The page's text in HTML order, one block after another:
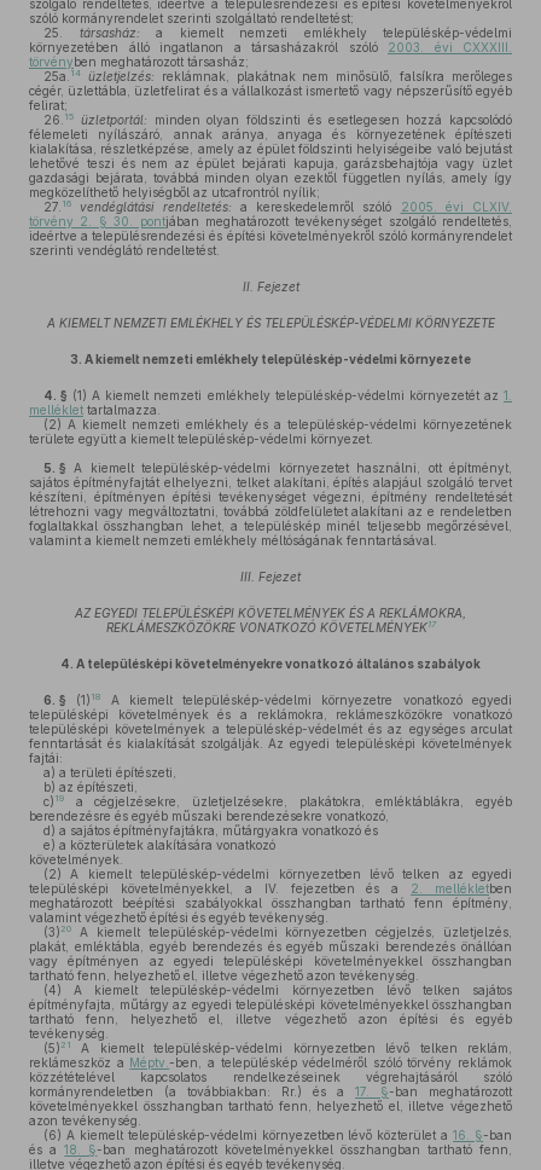
szolgáló rendeltetés, ideértve a településrendezési és építési követelményekről
szóló kormányrendelet szerinti szolgáltató rendeltetést;
25.
társasház: a kiemelt nemzeti emlékhely településkép-védelmi
környezetében álló ingatlanon a társasházakról szóló 2003. évi CXXXIII.
törvényben meghatározott társasház;
25a. 14 üzletjelzés: reklámnak, plakátnak nem minősülő, falsíkra merőleges
cégér, üzlettábla, üzletfelirat és a vállalkozást ismertető vagy népszerűsítő egyéb
felirat;
26. 15 üzletportál: minden olyan földszinti és esetlegesen hozzá kapcsolódó
félemeleti nyílászáró, annak aránya, anyaga és környezetének építészeti
kialakítása, részletképzése, amely az épület földszinti helyiségeibe való bejutást
lehetővé teszi és nem az épület bejárati kapuja, garázsbehajtója vagy üzlet
gazdasági bejárata, továbbá minden olyan ezektől független nyílás, amely így
megközelíthető helyiségből az utcafrontról nyílik;
27. 16 vendéglátási rendeltetés: a kereskedelemről szóló
2005. évi CLXIV.
törvény 2. § 30. pontjában meghatározott tevékenységet szolgáló rendeltetés,
ideértve a településrendezési és építési követelményekről szóló kormányrendelet
szerinti vendéglátó rendeltetést.
II. Fejezet
A KIEMELT NEMZETI EMLÉKHELY ÉS TELEPÜLÉSKÉP-VÉDELMI KÖRNYEZETE
3. A kiemelt nemzeti emlékhely településkép-védelmi környezete
4. § (1) A kiemelt nemzeti emlékhely településkép-védelmi környezetét az1.
melléklet tartalmazza.
(2) A kiemelt nemzeti emlékhely és a településkép-védelmi környezetének
területe együtt a kiemelt településkép-védelmi környezet.
5. § A kiemelt településkép-védelmi környezetet használni, ott építményt,
sajátos építményfajtát elhelyezni, telket alakítani, építés alapjául szolgáló tervet
készíteni, építményen építési tevékenységet végezni, építmény rendeltetését
létrehozni vagy megváltoztatni, továbbá zöldfelületet alakítani az e rendeletben
foglaltakkal összhangban lehet, a településkép minél teljesebb megőrzésével,
valamint a kiemelt nemzeti emlékhely méltóságának fenntartásával.
III. Fejezet
AZ EGYEDI TELEPÜLÉSKÉPI KÖVETELMÉNYEK ÉS A REKLÁMOKRA,
REKLÁMESZKÖZÖKRE VONATKOZÓ KÖVETELMÉNYEK17
4. A településképi követelményekre vonatkozó általános szabályok
6. § (1) 18
A kiemelt településkép-védelmi környezetre vonatkozó egyedi
településképi követelmények és a reklámokra, reklámeszközökre vonatkozó
településképi követelmények a településkép-védelmét és az egységes arculat
fenntartását és kialakítását szolgálják. Az egyedi településképi követelmények
fajtái:
a) a területi építészeti,
b) az építészeti,
c) 19
a cégjelzésekre, üzletjelzésekre, plakátokra, emléktáblákra, egyéb
berendezésre és egyéb műszaki berendezésekre vonatkozó,
d) a sajátos építményfajtákra, műtárgyakra vonatkozó és
e) a közterületek alakítására vonatkozó
követelmények.
(2) A kiemelt településkép-védelmi környezetben lévő telken az egyedi
településképi követelményekkel, a IV. fejezetben és a 2. mellékletben
meghatározott beépítési szabályokkal összhangban tartható fenn építmény,
valamint végezhető építési és egyéb tevékenység.
(3) 20
A kiemelt településkép-védelmi környezetben cégjelzés, üzletjelzés,
plakát, emléktábla, egyéb berendezés és egyéb műszaki berendezés önállóan
vagy építményen az egyedi településképi követelményekkel összhangban
tartható fenn, helyezhető el, illetve végezhető azon tevékenység.
(4) A kiemelt településkép-védelmi környezetben lévő telken sajátos
építményfajta, műtárgy az egyedi településképi követelményekkel összhangban
tartható fenn, helyezhető el, illetve végezhető azon építési és egyéb
tevékenység.
(5) 21
A kiemelt településkép-védelmi környezetben lévő telken reklám,
reklámeszköz a Méptv.-ben, a településkép védelméről szóló törvény reklámok
közzétételével kapcsolatos rendelkezéseinek végrehajtásáról szóló
kormányrendeletben (a továbbiakban: Rr.) és a 17. §-ban meghatározott
követelményekkel összhangban tartható fenn, helyezhető el, illetve végezhető
azon tevékenység.
(6) A kiemelt településkép-védelmi környezetben lévő közterület a16. §-ban
és a18. §-ban meghatározott követelményekkel összhangban tartható fenn,
illetve végezhető azon építési és egyéb tevékenység.